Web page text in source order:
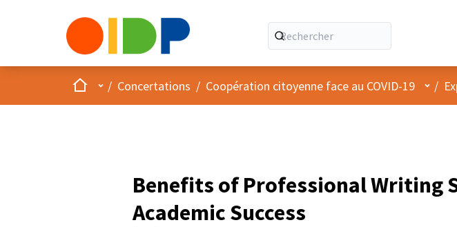
AccueilMenu principal
/ Concertations / Coopération citoyenne face au COVID-19 Menu
/
Benefits of Professional Writing
Academic Success